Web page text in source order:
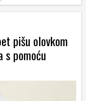
pišu olovkom
s pomoću